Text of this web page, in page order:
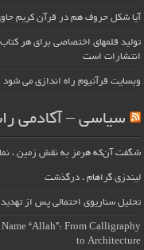
آیا شکل حروف هم در قرآن کریم
تولید قلمهای اختصاصی برای هر
انتشارات است
وبسایت قرآنیوم راه اندازی می شود
سیاسی – آکادمی
شگفت آن‌که هرمز به نقش زمین ،
لیندزی گراهام ، درگذشت
تحلیل سناریوی احتمالی پس از
“Allah”: From Calligraphy
to Architecture